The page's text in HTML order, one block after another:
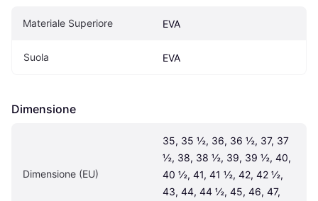
Materiale Superiore EVA
Suola EVA
Dimensione
Dimensione (EU)
35, 35 ½, 36, 36 ½, 37, 37
½, 38, 38 ½, 39, 39 ½, 40,
40 ½, 41, 41 ½, 42, 42 ½,
43, 44, 44 ½, 45, 46, 47,